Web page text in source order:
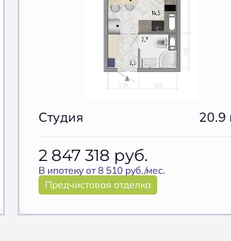
Студия 20.9
2 847 318 руб.
В ипотеку от 8 510 руб./мес.
Предчистовая отделка